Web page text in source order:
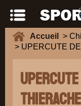
Accueil >
> UPERCUTE
THIERACHE